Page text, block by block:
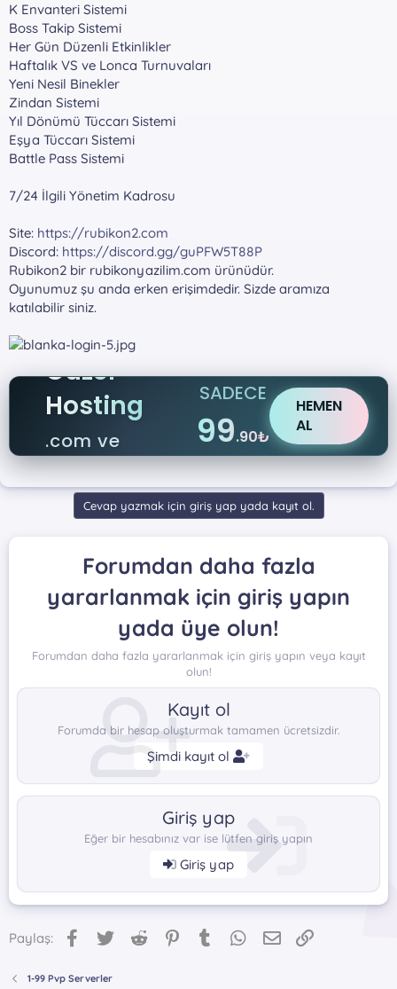
K Envanteri Sistemi
Boss Takip Sistemi
Her Gün Düzenli Etkinlikler
Haftalık VS ve Lonca Turnuvaları
Yeni Nesil Binekler
Zindan Sistemi
Yıl Dönümü Tüccarı Sistemi
Eşya Tüccarı Sistemi
Battle Pass Sistemi
7/24 İlgili Yönetim Kadrosu
Site: https://rubikon2.com
Discord: https://discord.gg/guPFW5T88P
Rubikon2 bir rubikonyazilim.com ürünüdür.
Oyunumuz şu anda erken erişimdedir. Sizde aramıza
katılabilir siniz.
Güzel
Hosting
.com ve
.net
SADECE
99.90₺
HEMEN
AL
Cevap yazmak için giriş yap yada kayıt ol.
Forumdan daha fazla
yararlanmak için giriş yapın
yada üye olun!
Forumdan daha fazla yararlanmak için giriş yapın veya kayıt
olun!
Kayıt ol
Forumda bir hesap oluşturmak tamamen ücretsizdir.
Şimdi kayıt ol
Giriş yap
Eğer bir hesabınız var ise lütfen giriş yapın
Giriş yap
Paylaş: Facebook
Twitter Reddit PinterestTumblr WhatsApp
E-posta
1-99 Pvp Serverler